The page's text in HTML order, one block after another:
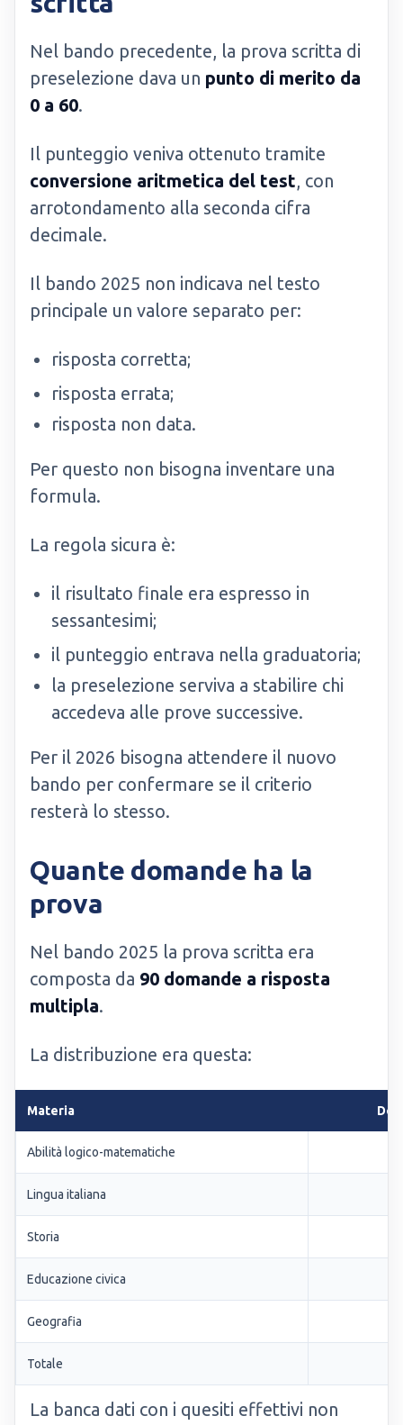
Nel bando precedente, la prova scritta di
preselezione dava un punto di merito da
0 a 60.
Il punteggio veniva ottenuto tramite
conversione aritmetica del test, con
arrotondamento alla seconda cifra
decimale.
Il bando 2025 non indicava nel testo
principale un valore separato per:
risposta corretta;
risposta errata;
risposta non data.
Per questo non bisogna inventare una
formula.
La regola sicura è:
il risultato finale era espresso in
sessantesimi;
il punteggio entrava nella graduatoria;
la preselezione serviva a stabilire chi
accedeva alle prove successive.
Per il 2026 bisogna attendere il nuovo
bando per confermare se il criterio
resterà lo stesso.
Quante domande ha la
prova
Nel bando 2025 la prova scritta era
composta da 90 domande a risposta
multipla.
La distribuzione era questa:
Materia
Abilità logico-matematiche
Lingua italiana
Storia
Educazione civica
Geografia
Totale
La banca dati con i quesiti effettivi non